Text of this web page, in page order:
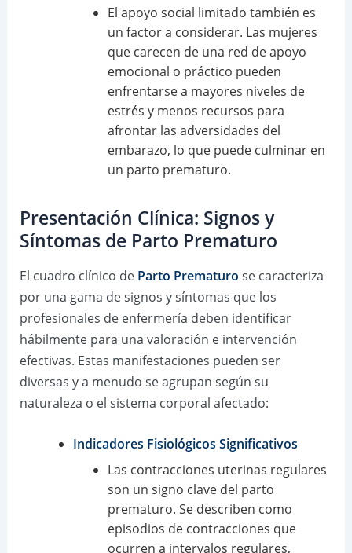
El apoyo social limitado también es
un factor a considerar. Las mujeres
que carecen de una red de apoyo
emocional o práctico pueden
enfrentarse a mayores niveles de
estrés y menos recursos para
afrontar las adversidades del
embarazo, lo que puede culminar en
un parto prematuro.
Presentación Clínica: Signos y
Síntomas de Parto Prematuro
El cuadro clínico de Parto Prematuro se caracteriza
por una gama de signos y síntomas que los
profesionales de enfermería deben identificar
hábilmente para una valoración e intervención
efectivas. Estas manifestaciones pueden ser
diversas y a menudo se agrupan según su
naturaleza o el sistema corporal afectado:
Indicadores Fisiológicos Significativos
Las contracciones uterinas regulares
son un signo clave del parto
prematuro. Se describen como
episodios de contracciones que
ocurren a intervalos regulares,